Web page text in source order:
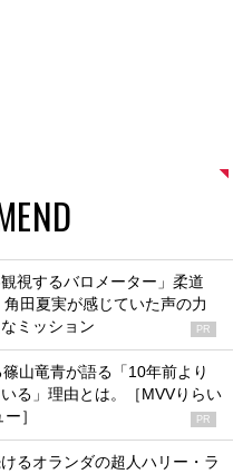
視するバロメーター」柔道
田夏実が感じていた声の力
ミッション
PR
山竜青が語る「10年前より
る」理由とは。［MVVりらい
］
PR
るオランダの超人ハリー・ラ